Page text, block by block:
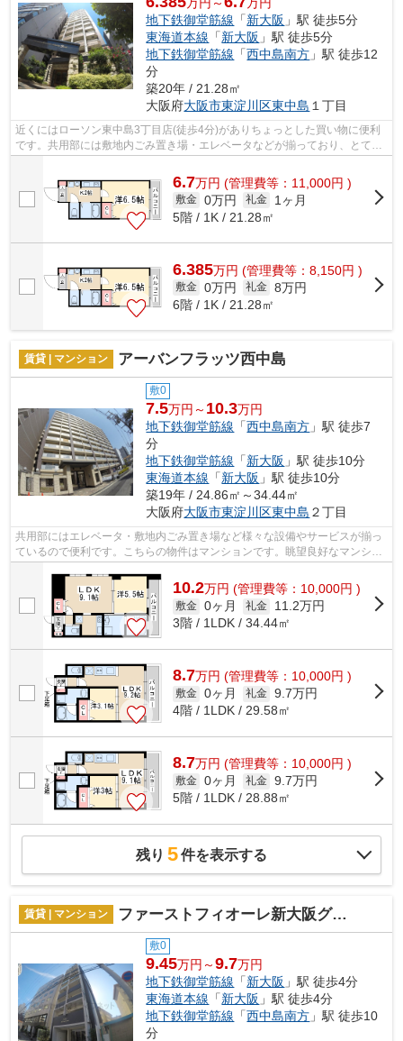
地下鉄御堂筋線 「新大阪 」駅 徒歩5分
東海道本線 「新大阪 」駅 徒歩5分
地下鉄御堂筋線 「西中島南方 」駅 徒歩12
分
築20年 / 21.28㎡
大阪府大阪市東淀川区東中島 １丁目
近くにはローソン東中島3丁目店(徒歩4分)がありちょっとした買い物に便利
です。共用部には敷地内ごみ置き場・エレベータなどが揃っており、とても
6.7万円 (管理費等：11,000円 )
敷金 0万円 礼金
1ヶ月
5階 / 1K / 21.28㎡
6.385万円 (管理費等：8,150円 )
敷金 0万円 礼金 8万円
6階 / 1K / 21.28㎡
賃貸 | マンション アーバンフラッツ西中島
敷0
7.5万円～ 10.3万円
地下鉄御堂筋線 「西中島南方 」駅 徒歩7
分
地下鉄御堂筋線 「新大阪 」駅 徒歩10分
東海道本線 「新大阪 」駅 徒歩10分
築19年 / 24.86㎡～34.44㎡
大阪府大阪市東淀川区東中島 ２丁目
共用部にはエレベータ・敷地内ごみ置き場など様々な設備やサービスが揃っ
ているので便利です。こちらの物件はマンションです。眺望良好なマンショ
10.2万円 (管理費等：10,000円 )
敷金 0ヶ月 礼金
11.2万円
3階 / 1LDK / 34.44㎡
8.7万円 (管理費等：10,000円 )
敷金 0ヶ月 礼金 9.7万円
4階 / 1LDK / 29.58㎡
8.7万円 (管理費等：10,000円 )
敷金 0ヶ月 礼金 9.7万円
5階 / 1LDK / 28.88㎡
残り 5件を表示する
賃貸 | マンション ファーストフィオーレ新大阪グランデ
敷0
9.45万円～9.7万円
地下鉄御堂筋線 「新大阪 」駅 徒歩4分
東海道本線 「新大阪 」駅 徒歩4分
地下鉄御堂筋線 「西中島南方 」駅 徒歩10
分